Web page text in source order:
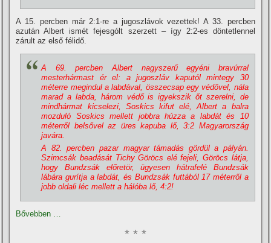
A 15. percben már 2:1-re a jugoszlávok vezettek! A 33. percben
azután Albert ismét fejesgólt szerzett – í­gy 2:2-es döntetlennel
zárult az első félidő.
A 69. percben Albert nagyszerű egyéni bravúrral
mesterhármast ér el: a jugoszláv kaputól mintegy 30
méterre megindul a labdával, összecsap egy védővel, nála
marad a labda, három védő is igyekszik őt szerelni, de
mindhármat kicselezi, Soskics kifut elé, Albert a balra
mozduló Soskics mellett jobbra húzza a labdát és 10
méterről belsővel az üres kapuba lő, 3:2 Magyarország
javára.
A 82. percben pazar magyar támadás gördül a pályán.
Szimcsák beadását Tichy Göröcs elé fejeli, Göröcs látja,
hogy Bundzsák előretör, ügyesen hátrafelé Bundzsák
lábára gurí­tja a labdát, és Bundzsák futtából 17 méterről a
jobb oldali léc mellett a hálóba lő, 4:2!
Bővebben …
* * *